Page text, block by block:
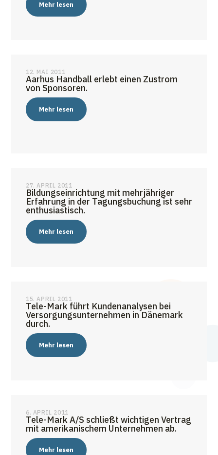
Mehr lesen
12. MAI 2011
Aarhus Handball erlebt einen Zustrom
von Sponsoren.
Mehr lesen
27. APRIL 2011
Bildungseinrichtung mit mehrjähriger
Erfahrung in der Tagungsbuchung ist sehr
enthusiastisch.
Mehr lesen
15. APRIL 2011
Tele-Mark führt Kundenanalysen bei
Versorgungsunternehmen in Dänemark
durch.
Mehr lesen
6. APRIL 2011
Tele-Mark A/S schließt wichtigen Vertrag
mit amerikanischem Unternehmen ab.
Mehr lesen